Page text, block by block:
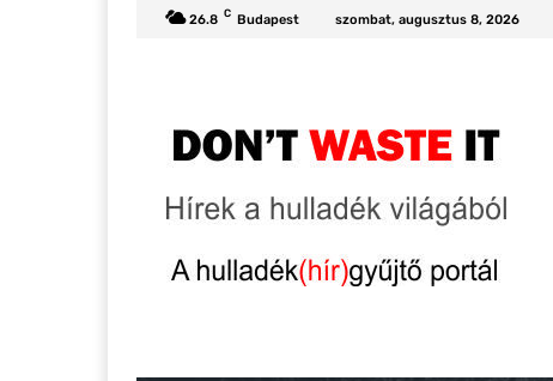
26.8 C Budapest szombat, augusztus 8, 2026